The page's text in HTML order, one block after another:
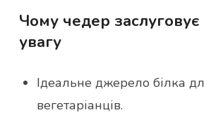
Чому чедер
увагу
Ідеальне джерело білка
вегетаріанців.